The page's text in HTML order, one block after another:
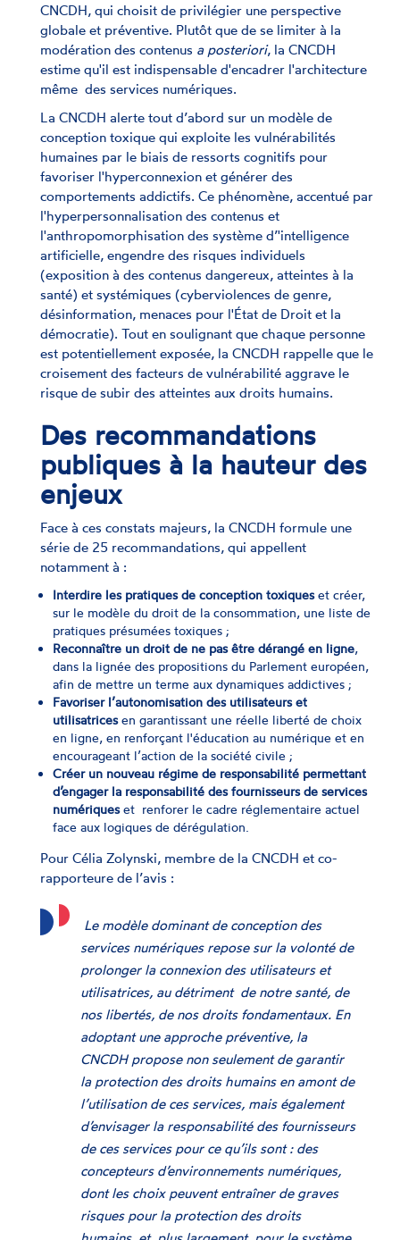
CNCDH, qui choisit de privilégier une perspective
globale et préventive. Plutôt que de se limiter à la
modération des contenus a posteriori, la CNCDH
estime qu'il est indispensable d'encadrer l'architecture
même des services numériques.
La CNCDH alerte tout d’abord sur un modèle de
conception toxique qui exploite les vulnérabilités
humaines par le biais de ressorts cognitifs pour
favoriser l'hyperconnexion et générer des
comportements addictifs. Ce phénomène, accentué par
l'hyperpersonnalisation des contenus et
l'anthropomorphisation des système d’'intelligence
artificielle, engendre des risques individuels
(exposition à des contenus dangereux, atteintes à la
santé) et systémiques (cyberviolences de genre,
désinformation, menaces pour l'État de Droit et la
démocratie). Tout en soulignant que chaque personne
est potentiellement exposée, la CNCDH rappelle que le
croisement des facteurs de vulnérabilité aggrave le
risque de subir des atteintes aux droits humains.
Des recommandations
publiques à la hauteur des
enjeux
Face à ces constats majeurs, la CNCDH formule une
série de 25 recommandations, qui appellent
notamment à :
Interdire les pratiques de conception toxiqueset créer,
sur le modèle du droit de la consommation, une liste de
pratiques présumées toxiques ;
Reconnaître un droit de ne pas être dérangé en ligne,
dans la lignée des propositions du Parlement européen,
afin de mettre un terme aux dynamiques addictives ;
Favoriser l’autonomisation des utilisateurs et
utilisatricesen garantissant une réelle liberté de choix
en ligne, en renforçant l'éducation au numérique et en
encourageant l’action de la société civile ;
Créer un nouveau régime de responsabilité permettant
d’engager la responsabilité des fournisseurs de services
numériqueset renforer le cadre réglementaire actuel
face aux logiques de dérégulation.
Pour Célia Zolynski, membre de la CNCDH et co-
rapporteure de l’avis :
Le modèle dominant de conception des
services numériques repose sur la volonté de
prolonger la connexion des utilisateurs et
utilisatrices, au détriment de notre santé, de
nos libertés, de nos droits fondamentaux. En
adoptant une approche préventive, la
CNCDH propose non seulement de garantir
la protection des droits humains en amont de
l’utilisation de ces services, mais également
d’envisager la responsabilité des fournisseurs
de ces services pour ce qu’ils sont : des
concepteurs d’environnements numériques,
dont les choix peuvent entraîner de graves
risques pour la protection des droits